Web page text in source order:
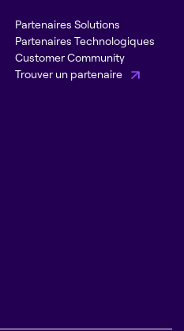
Partenaires Solutions
Partenaires Technologiques
Customer Community
Trouver un partenaire